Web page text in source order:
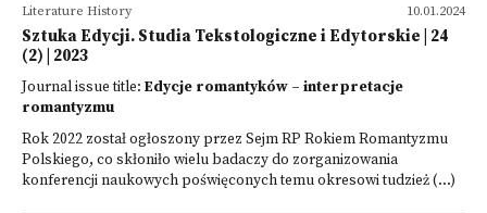
10.01.2024
Literature History
Sztuka Edycji. Studia Tekstologiczne i Edytorskie | 24
(2) | 2023
Journal issue title: Edycje romantyków – interpretacje
romantyzmu
Rok 2022 został ogłoszony przez Sejm RP Rokiem Romantyzmu
Polskiego, co skłoniło wielu badaczy do zorganizowania
konferencji naukowych poświęconych temu okresowi tudzież (...)